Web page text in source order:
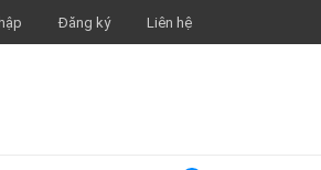
Đăng ký Liên hệ